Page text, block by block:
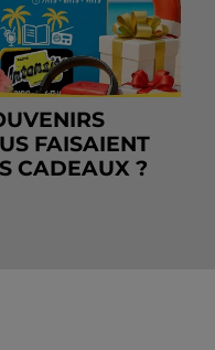
FAISAIENT
CADEAUX ?